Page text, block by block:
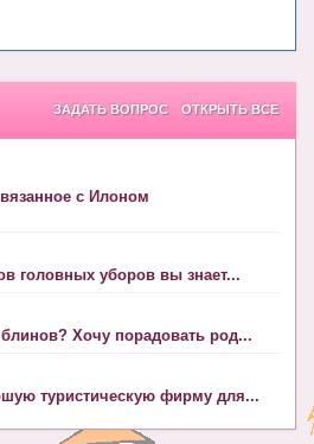
ОТКРЫТЬ ВСЕ
ЗАДАТЬ ВОПРОС
с Илоном
головных уборов вы знает...
Хочу порадовать род...
туристическую фирму для...